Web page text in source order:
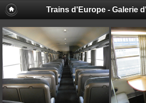
Trains d'Europe - Galerie